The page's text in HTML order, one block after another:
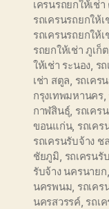
เครนรถยกให้เช่า
รถเครนรถยกให้
รถเครนรถยกให้เ
รถยกให้เช่า ภูเก็ต
ให้เช่า ระนอง ร
เช่า สตูล รถเคร
กรุงเทพมหานคร,
กาฬสินธุ์, รถเคร
ขอนแก่น, รถเค
รถเครนรับจ้าง ช
ชัยภูมิ รถเครนรั
รับจ้าง นครนายก
นครพนม รถเค
นครสวรรค์, รถเ